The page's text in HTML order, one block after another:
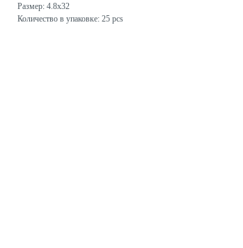
Размер: 4.8x32
Количество в упаковке: 25 pcs